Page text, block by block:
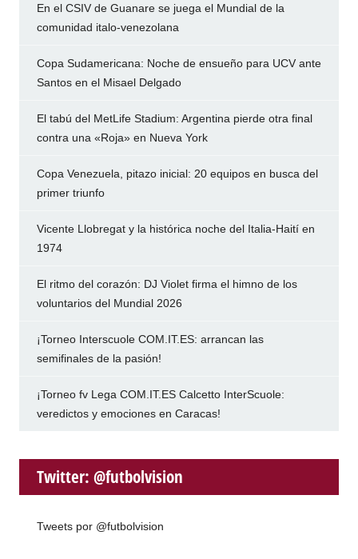
En el CSIV de Guanare se juega el Mundial de la
comunidad italo-venezolana
Copa Sudamericana: Noche de ensueño para UCV ante
Santos en el Misael Delgado
El tabú del MetLife Stadium: Argentina pierde otra final
contra una «Roja» en Nueva York
Copa Venezuela, pitazo inicial: 20 equipos en busca del
primer triunfo
Vicente Llobregat y la histórica noche del Italia-Haití en
1974
El ritmo del corazón: DJ Violet firma el himno de los
voluntarios del Mundial 2026
¡Torneo Interscuole COM.IT.ES: arrancan las
semifinales de la pasión!
¡Torneo fv Lega COM.IT.ES Calcetto InterScuole:
veredictos y emociones en Caracas!
Twitter: @futbolvision
Tweets por @futbolvision